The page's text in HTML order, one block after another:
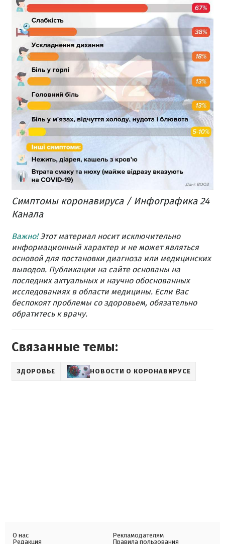
Симптомы коронавируса / Инфографика 24
Канала
Важно!Этот материал носит исключительно
информационный характер и не может являться
основой для постановки диагноза или медицинских
выводов. Публикации на сайте основаны на
последних актуальных и научно обоснованных
исследованиях в области медицины. Если Вас
беспокоят проблемы со здоровьем, обязательно
обратитесь к врачу.
Связанные темы:
ЗДОРОВЬЕ НОВОСТИ О КОРОНАВИРУСЕ
О нас
Редакция
Рекламодателям
Правила пользования